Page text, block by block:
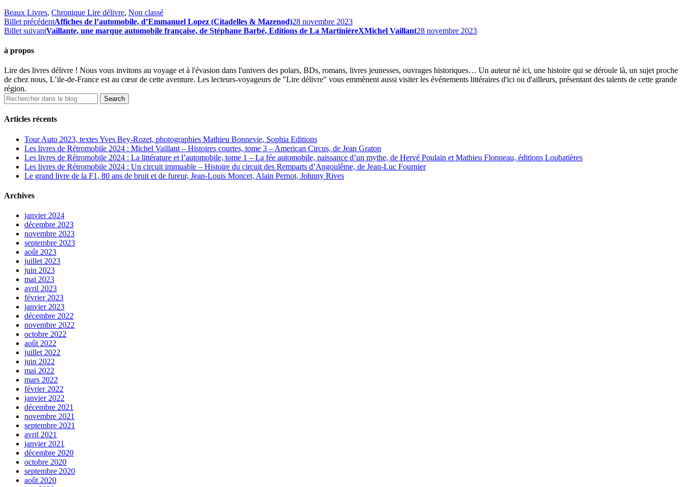
Beaux Livres, Chronique Lire délivre, Non classé
Billet précédentAffiches de l’automobile, d’Emmanuel Lopez (Citadelles & Mazenod)28 novembre 2023
Billet suivantVaillante, une marque automobile française, de Stéphane Barbé, Editions de La MartinièreXMichel Vaillant28 novembre 2023
à propos
Lire des livres délivre ! Nous vous invitons au voyage et à l'évasion dans l'univers des polars, BDs, romans, livres jeunesses, ouvrages historiques… Un auteur né ici, une histoire qui se déroule là, un sujet proche
de chez nous, L’ile-de-France est au cœur de cette aventure. Les lecteurs-voyageurs de "Lire délivre" vous emmènent aussi visiter les événements littéraires d'ici ou d'ailleurs, présentant des talents de cette grande
région.
Articles récents
Tour Auto 2023, textes Yves Bey-Rozet, photographies Mathieu Bonnevie, Sophia Editions
Les livres de Rétromobile 2024 : Michel Vaillant – Histoires courtes, tome 3 – American Circus, de Jean Graton
Les livres de Rétromobile 2024 : La littérature et l’automobile, tome 1 – La fée automobile, naissance d’un mythe, de Hervé Poulain et Mathieu Flonneau, éditions Loubatières
Les livres de Rétromobile 2024 : Un circuit immuable – Histoire du circuit des Remparts d’Angoulême, de Jean-Luc Fournier
Le grand livre de la F1, 80 ans de bruit et de fureur, Jean-Louis Moncet, Alain Pernot, Johnny Rives
Archives
janvier 2024
décembre 2023
novembre 2023
septembre 2023
août 2023
juillet 2023
juin 2023
mai 2023
avril 2023
février 2023
janvier 2023
décembre 2022
novembre 2022
octobre 2022
août 2022
juillet 2022
juin 2022
mai 2022
mars 2022
février 2022
janvier 2022
décembre 2021
novembre 2021
septembre 2021
avril 2021
janvier 2021
décembre 2020
octobre 2020
septembre 2020
août 2020